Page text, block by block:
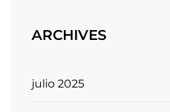
ARCHIVES
julio 2025